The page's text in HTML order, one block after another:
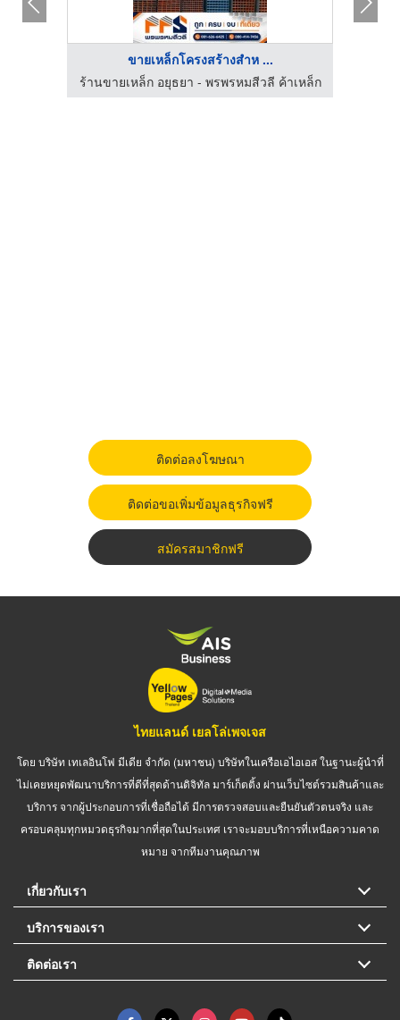
ขายเหล็กโครงสร้างสำห ...
ร้านขายเหล็ก อยุธยา - พรพรหมสีวลี ค้าเหล็ก
ติดต่อลงโฆษณา
ติดต่อขอเพิ่มข้อมูลธุรกิจฟรี
สมัครสมาชิกฟรี
ไทยแลนด์ เยลโล่เพจเจส
โดย บริษัท เทเลอินโฟ มีเดีย จำกัด (มหาชน) บริษัทในเครือเอไอเอส ในฐานะผู้นำที่
ไม่เคยหยุดพัฒนาบริการที่ดีที่สุดด้านดิจิทัล มาร์เก็ตติ้ง ผ่านเว็บไซต์รวมสินค้าและ
บริการ จากผู้ประกอบการที่เชื่อถือได้ มีการตรวจสอบและยืนยันตัวตนจริง และ
ครอบคลุมทุกหมวดธุรกิจมากที่สุดในประเทศ เราจะมอบบริการที่เหนือความคาด
หมาย จากทีมงานคุณภาพ
เกี่ยวกับเรา
บริการของเรา
ติดต่อเรา